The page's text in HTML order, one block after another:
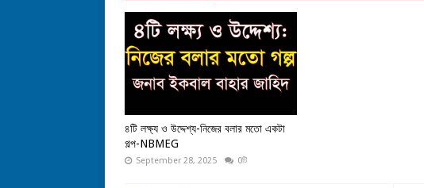
৪টি লক্ষ্য ও উদ্দেশ্য-নিজের বলার মতো একটা
গল্প-NBMEG
September 28, 2025 0টি